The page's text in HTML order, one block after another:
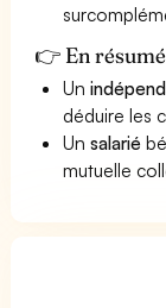
👉 En
Un
déduire les
Unsalarié
mutuelle